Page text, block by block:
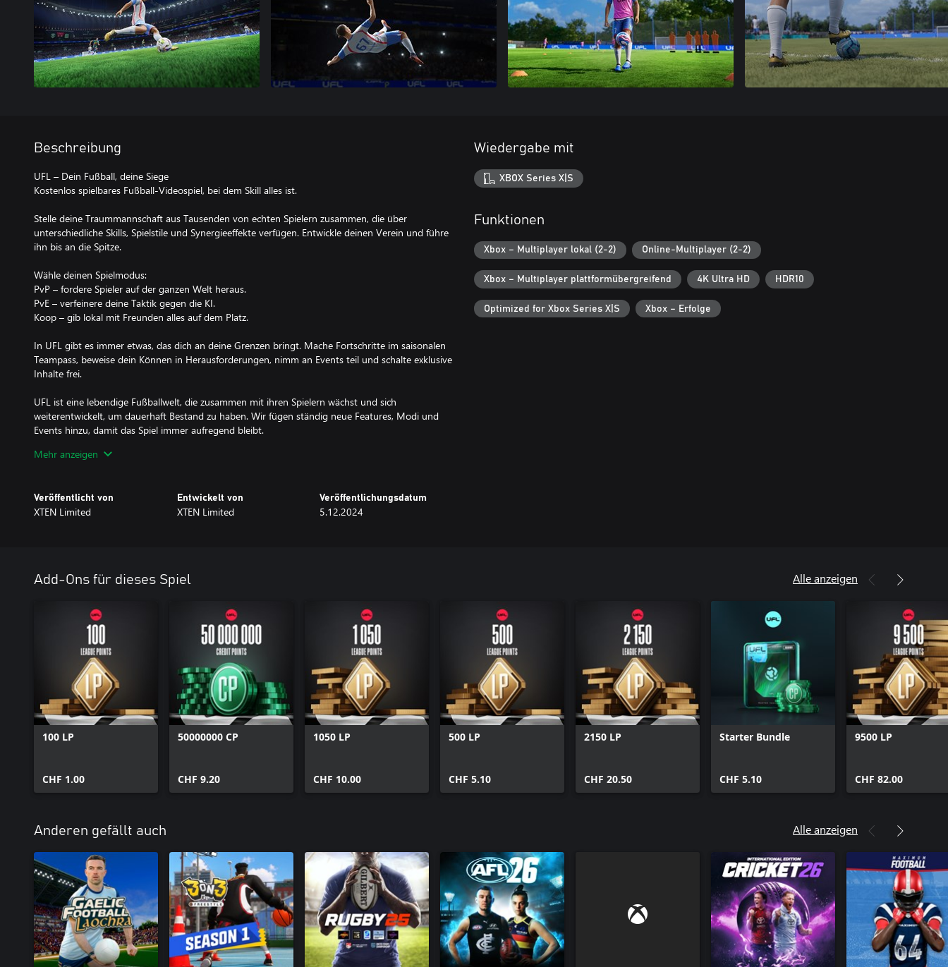
Beschreibung
UFL – Dein Fußball, deine Siege
Kostenlos spielbares Fußball-Videospiel, bei dem Skill alles ist.
Stelle deine Traummannschaft aus Tausenden von echten Spielern zusammen, die über
unterschiedliche Skills, Spielstile und Synergieeffekte verfügen. Entwickle deinen Verein und führe
ihn bis an die Spitze.
Wähle deinen Spielmodus:
PvP – fordere Spieler auf der ganzen Welt heraus.
PvE – verfeinere deine Taktik gegen die KI.
Koop – gib lokal mit Freunden alles auf dem Platz.
In UFL gibt es immer etwas, das dich an deine Grenzen bringt. Mache Fortschritte im saisonalen
Teampass, beweise dein Können in Herausforderungen, nimm an Events teil und schalte exklusive
Inhalte frei.
UFL ist eine lebendige Fußballwelt, die zusammen mit ihren Spielern wächst und sich
weiterentwickelt, um dauerhaft Bestand zu haben. Wir fügen ständig neue Features, Modi und
Events hinzu, damit das Spiel immer aufregend bleibt.
Dein spannendes UFL-Abenteuer beginnt hier und jetzt. Betritt den Platz. Der Sieg ist zum Greifen
Mehr anzeigen
Veröffentlicht von
XTEN Limited
Entwickelt von
XTEN Limited
Veröffentlichungsdatum
5.12.2024
Wiedergabe mit
XBOX Series X|S
Funktionen
Xbox – Multiplayer lokal (2-2) Online-Multiplayer (2-2)
Xbox – Multiplayer plattformübergreifend 4K Ultra HD HDR10
Optimized for Xbox Series X|S Xbox – Erfolge
Add-Ons für dieses Spiel Alle anzeigen
100 LP
CHF 1.00
50000000 CP
CHF 9.20
1050 LP
CHF 10.00
500 LP
CHF 5.10
2150 LP
CHF 20.50
Starter Bundle
CHF 5.10
9500 LP
CHF 82.00
Anderen gefällt auch Alle anzeigen